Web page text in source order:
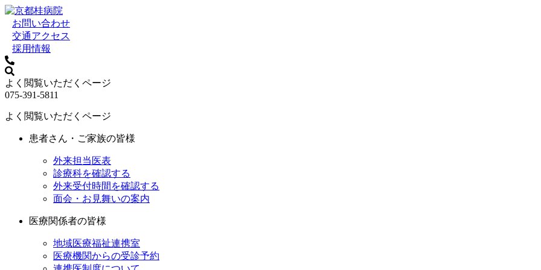
お問い合わせ
交通アクセス
採用情報
よく閲覧いただくページ
075-391-5811
よく閲覧いただくページ
患者さん・ご家族の皆様
外来担当医表
診療科を確認する
外来受付時間を確認する
面会・お見舞いの案内
医療関係者の皆様
地域医療福祉連携室
医療機関からの受診予約